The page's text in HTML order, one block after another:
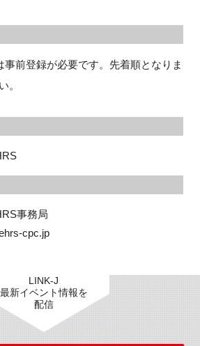
前登録が必要です。先着順となりま
。
事務局
cpc.jp
LINK-J
最新イベント情報を
配信